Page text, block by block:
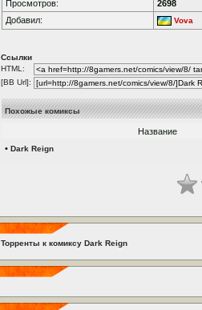
Просмотров:
2698
Добавил:
Vova
Ссылки
HTML:
[BB Url]:
Похожые комиксы
Название
• Dark Reign
Торренты к комиксу Dark Reign